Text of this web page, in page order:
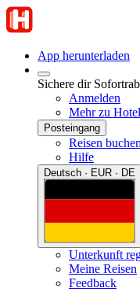
App herunterladen
Sichere dir
Anmelden
Mehr zu
Posteingang
Reisen buchen
Hilfe
Deutsch · EUR · DE
Unterkunft
Meine Reisen
Feedback